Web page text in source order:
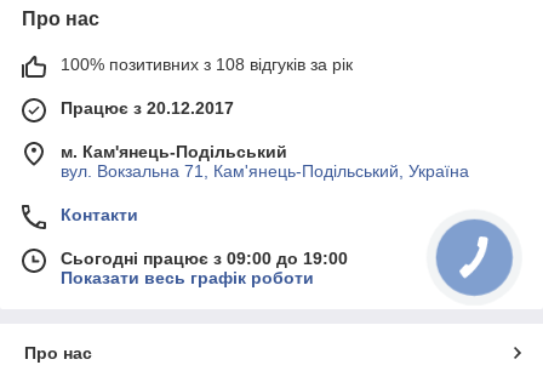
Про нас
100% позитивних з 108 відгуків за рік
Працює з 20.12.2017
м. Кам'янець-Подільський
вул. Вокзальна 71, Кам'янець-Подільський, Україна
Контакти
Сьогодні працює з 09:00 до 19:00
Показати весь графік роботи
Про нас